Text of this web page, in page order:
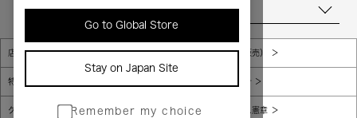
Go to Global Store
Stay on Japan Site
Remember my choice
当店について
店舗一覧 販売規約（店頭販売）
特定商取引法に基づく表示 個人情報保護方針
グローバルプライバシーポリシー コンプライアンス憲章